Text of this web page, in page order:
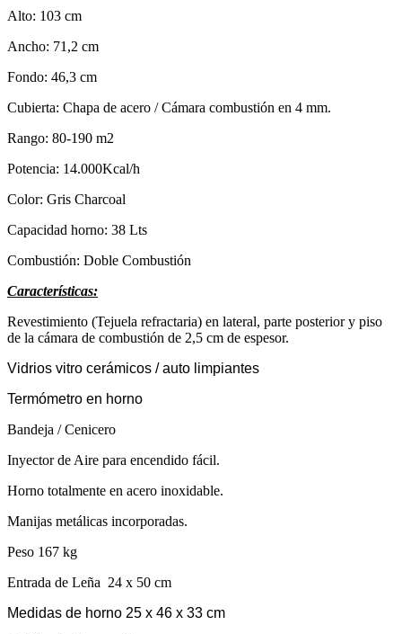
Alto: 103 cm
Ancho: 71,2 cm
Fondo: 46,3 cm
Cubierta: Chapa de acero / Cámara combustión en 4 mm.
Rango: 80-190 m2
Potencia: 14.000Kcal/h
Color: Gris Charcoal
Capacidad horno: 38 Lts
Combustión: Doble Combustión
Características:
Revestimiento (Tejuela refractaria) en lateral, parte posterior y piso
de la cámara de combustión de 2,5 cm de espesor.
Vidrios vitro cerámicos / auto limpiantes
Termómetro en horno
Bandeja / Cenicero
Inyector de Aire para encendido fácil.
Horno totalmente en acero inoxidable.
Manijas metálicas incorporadas.
Peso 167 kg
Entrada de Leña 24 x 50 cm
Medidas de horno 25 x 46 x 33 cm